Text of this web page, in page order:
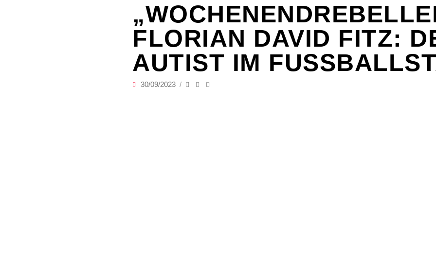
FLORIAN DAVID FITZ:
AUTIST IM
30/09/2023